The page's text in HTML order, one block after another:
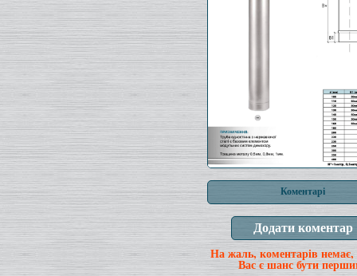
Коментарі
На жаль, коментарів немає,
Вас є шанс бути